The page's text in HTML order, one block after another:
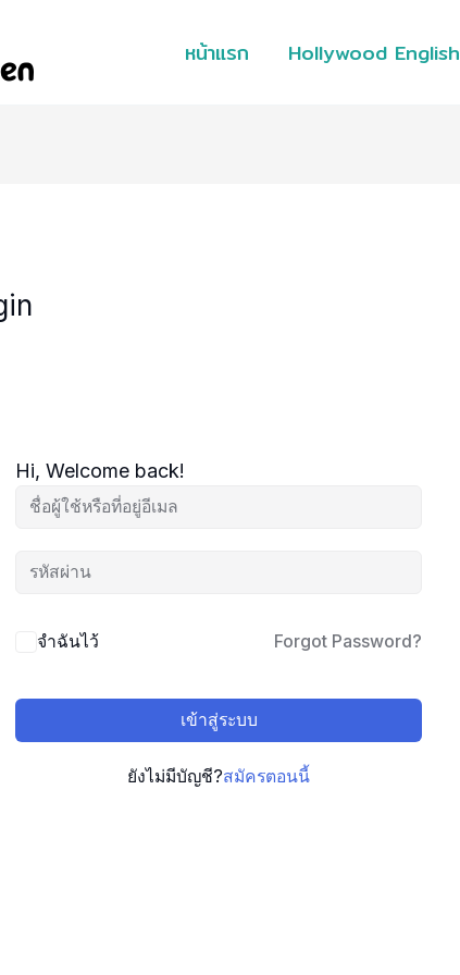
หน้าแรก Hollywood English
Hi, Welcome back!
จำฉันไว้ Forgot Password?
เข้าสู่ระบบ
ยังไม่มีบัญชี?สมัครตอนนี้